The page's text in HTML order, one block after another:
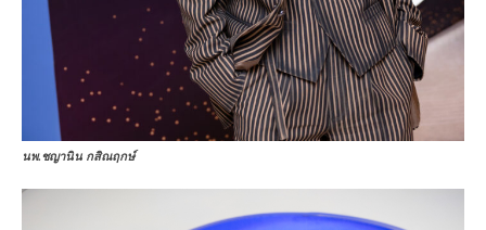
นพ.ชญานิน กสิณฤกษ์